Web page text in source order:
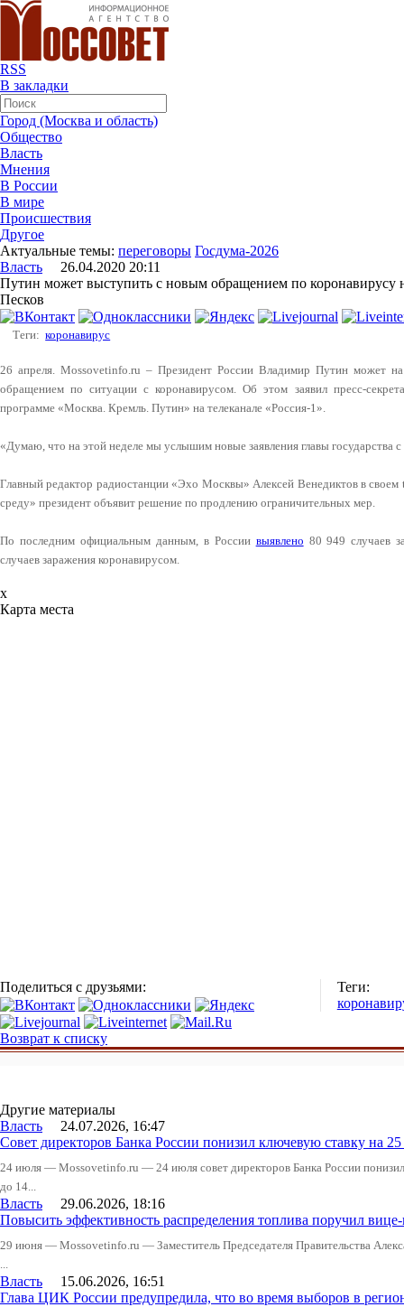
RSS
В закладки
Город (Москва и область)
Общество
Власть
Мнения
В России
В мире
Происшествия
Другое
Актуальные темы: переговоры Госдума-2026
Власть 26.04.2020 20:11
Путин может выступить с новым обращением по коронавирусу
Песков
Теги: коронавирус
26 апреля. Mossovetinfo.ru – Президент России Владимир Путин может
обращением по ситуации с коронавирусом. Об этом заявил пресс-
программе «Москва. Кремль. Путин» на телеканале «Россия-1».
«Думаю, что на этой неделе мы услышим новые заявления главы государства с
Главный редактор радиостанции «Эхо Москвы» Алексей Венедиктов в своем
среду» президент объявит решение по продлению ограничительных мер.
По последним официальным данным, в России выявлено 80 949 случаев
случаев заражения коронавирусом.
x
Карта места
Поделиться с друзьями:
Теги:
Возврат к списку
Другие материалы
Власть 24.07.2026, 16:47
Совет директоров Банка России понизил ключевую ставку на
24 июля — Mossovetinfo.ru — 24 июля совет директоров Банка России
до 14...
Власть 29.06.2026, 18:16
Повысить эффективность распределения топлива поручил
29 июня — Mossovetinfo.ru — Заместитель Председателя Правительства
...
Власть 15.06.2026, 16:51
Глава ЦИК России предупредила, что во время выборов в